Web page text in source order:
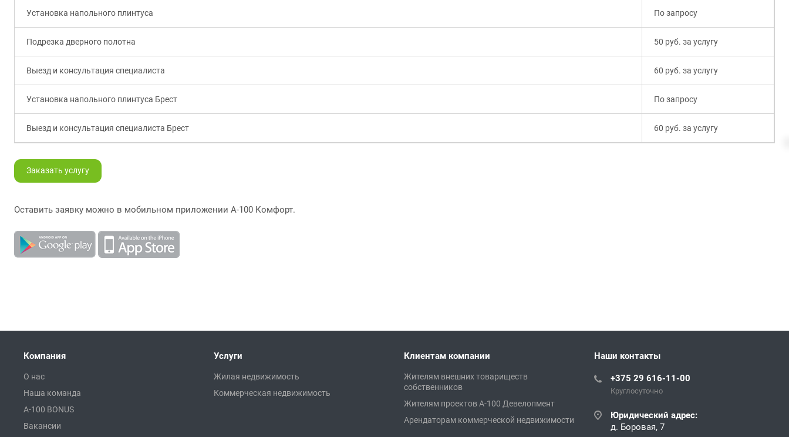
Установка напольного плинтуса По запросу
Подрезка дверного полотна 50 руб. за услугу
Выезд и консультация специалиста 60 руб. за услугу
Установка напольного плинтуса Брест По запросу
Выезд и консультация специалиста Брест 60 руб. за услугу
Заказать услугу
Оставить заявку можно в мобильном приложении А-100 Комфорт.
Компания
О нас
Наша команда
A-100 BONUS
Вакансии
Услуги
Жилая недвижимость
Коммерческая недвижимость
Клиентам компании
Жителям внешних товариществ
собственников
Жителям проектов А-100 Девелопмент
Арендаторам коммерческой недвижимости
Наши контакты
+375 29 616-11-00
Круглосуточно
Юридический адрес:
д. Боровая, 7